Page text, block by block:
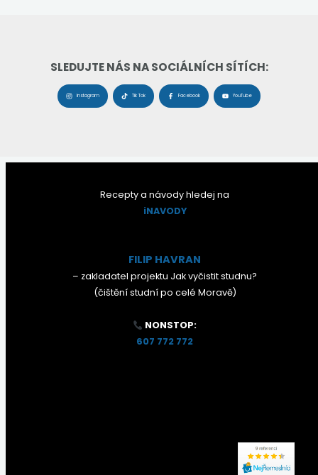
SLEDUJTE NÁS NA SOCIÁLNÍCH SÍTÍCH:
Instagram Tik Tok Facebook YouTube
Recepty a návody hledej na
iNAVODY
FILIP HAVRAN
– zakladatel projektu Jak vyčistit studnu?
(čištění studní po celé Moravě)
NONSTOP:
607 772 772